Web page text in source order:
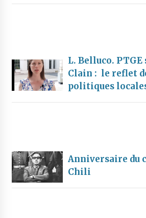
L. Belluco. PTGE
Clain : le reflet
politiques
Anniversaire du
Chili